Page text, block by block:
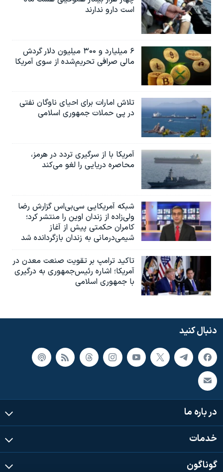
است دارو ندارند
۶ میلیارد و ۳۰۰ میلیون دلار گردش
مالی صرافی تحریم‌شده از سوی آمریکا
تلاش امارات برای احیای ناوگان نفتی
در پی حملات جمهوری اسلامی
آمریکا با از سرگیری تردد در هرمز،
محاصره دریایی را لغو می‌کند
شبکه آمریکایی سی‌بی‌‌اس گزارش رضا
ولی‌زاده از زندان اوین را منتشر کرد؛
کامران حکمتی پیش از آغاز
شیمی‌درمانی به زندان بازگردانده شد
تاکید ترامپ بر تقویت صنعت معدن در
آمریکا؛ اشاره رئیس‌جمهوری به درگیری
با جمهوری اسلامی
دنبال کنید
در باره ما
خدمات
گوناگون